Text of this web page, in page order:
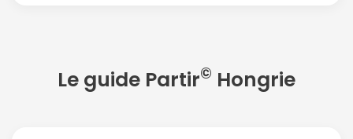
Le guide Partir© Hongrie